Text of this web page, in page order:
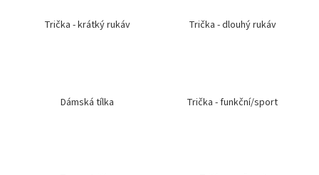
Trička - krátký rukáv Trička - dlouhý rukáv
Dámská tílka Trička - funkční/sport